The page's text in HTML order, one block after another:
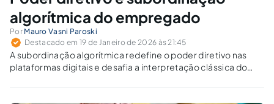
algorítmica do empregado
Por Mauro Vasni Paroski
Destacado em 19 de Janeiro de 2026 às 21:45
A subordinação algorítmica redefine o poder diretivo nas
plataformas digitais e desafia a interpretação clássica do
a proteção trabalhista e criar um vácuo regulatório?